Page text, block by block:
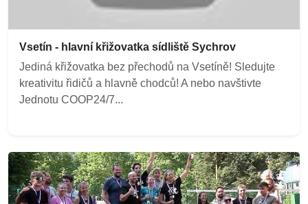
Vsetín - hlavní křižovatka sídliště Sychrov
Jediná křižovatka bez přechodů na Vsetíně! Sledujte
kreativitu řidičů a hlavně chodců! A nebo navštivte
Jednotu COOP24/7...